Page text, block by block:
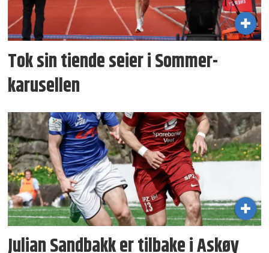
Tok sin tiende seier i Sommer­
karusellen
Julian Sandbakk er tilbake i Askøy